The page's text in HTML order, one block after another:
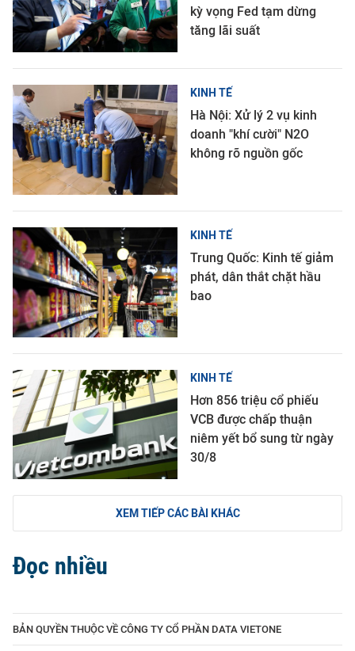
kỳ vọng Fed tạm dừng
tăng lãi suất
KINH TẾ
Hà Nội: Xử lý 2 vụ kinh
doanh "khí cười" N2O
không rõ nguồn gốc
KINH TẾ
Trung Quốc: Kinh tế giảm
phát, dân thắt chặt hầu
bao
KINH TẾ
Hơn 856 triệu cổ phiếu
VCB được chấp thuận
niêm yết bổ sung từ ngày
30/8
XEM TIẾP CÁC BÀI KHÁC
Đọc nhiều
BẢN QUYỀN THUỘC VỀ CÔNG TY CỔ PHẦN DATA VIETONE